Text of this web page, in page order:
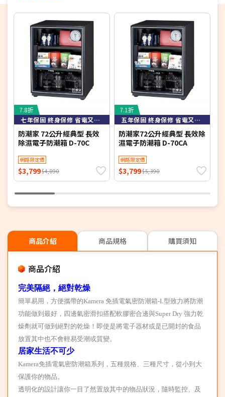
7.8折
七年保固 終身保修 省電又耐用
防潮家 72公升經典型 長效
除濕電子防潮箱 D-70C
網路限定價
$3,799$4,890
7.1折
五年保固 終身保修 省電又耐用
防潮家72公升經典型 長效除
濕電子防潮箱 D-70CA
網路限定價
$3,799$5,390
商品介紹 商品規格 購買須知
商品介紹
完美隔絕，絕對乾燥
簡單易用，方便攜帶的Kamera 免插電氣密防潮箱-L型致力將防潮
功能做到最好，四邊氣密滑扣搭配軟膠密合邊與Super Dry 強力乾
燥劑就可做到絕對的乾燥！即使是將電子器材或是已開封的食品
放置其中也不會輕易受潮或質變。
居家生活不可少
Kamera免插電氣密防潮箱系列，五種規格、三種尺寸，從小到大
保護你的物品。
透明化的設計讓你一目了然置放其中的物品狀況，隨時監控、及